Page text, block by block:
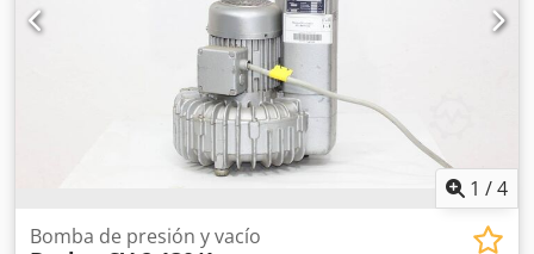
1 /4
Bomba de presión y vacío